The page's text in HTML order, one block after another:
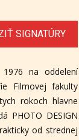
SIGNATÚRY
na oddelení
Filmovej fakulty
rokoch hlavne
PHOTO DESIGN
od strednej